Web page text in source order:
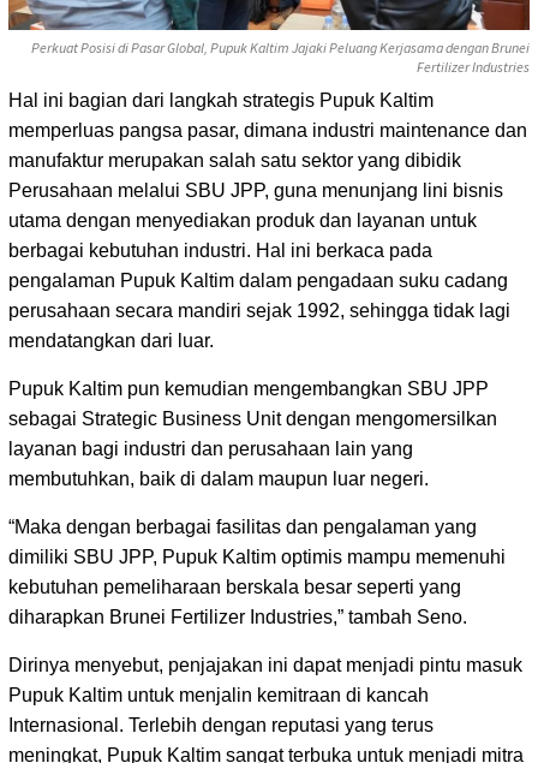
Perkuat Posisi di Pasar Global, Pupuk Kaltim Jajaki Peluang Kerjasama dengan Brunei
Fertilizer Industries
Hal ini bagian dari langkah strategis Pupuk Kaltim
memperluas pangsa pasar, dimana industri maintenance dan
manufaktur merupakan salah satu sektor yang dibidik
Perusahaan melalui SBU JPP, guna menunjang lini bisnis
utama dengan menyediakan produk dan layanan untuk
berbagai kebutuhan industri. Hal ini berkaca pada
pengalaman Pupuk Kaltim dalam pengadaan suku cadang
perusahaan secara mandiri sejak 1992, sehingga tidak lagi
mendatangkan dari luar.
Pupuk Kaltim pun kemudian mengembangkan SBU JPP
sebagai Strategic Business Unit dengan mengomersilkan
layanan bagi industri dan perusahaan lain yang
membutuhkan, baik di dalam maupun luar negeri.
“Maka dengan berbagai fasilitas dan pengalaman yang
dimiliki SBU JPP, Pupuk Kaltim optimis mampu memenuhi
kebutuhan pemeliharaan berskala besar seperti yang
diharapkan Brunei Fertilizer Industries,” tambah Seno.
Dirinya menyebut, penjajakan ini dapat menjadi pintu masuk
Pupuk Kaltim untuk menjalin kemitraan di kancah
Internasional. Terlebih dengan reputasi yang terus
meningkat, Pupuk Kaltim sangat terbuka untuk menjadi mitra